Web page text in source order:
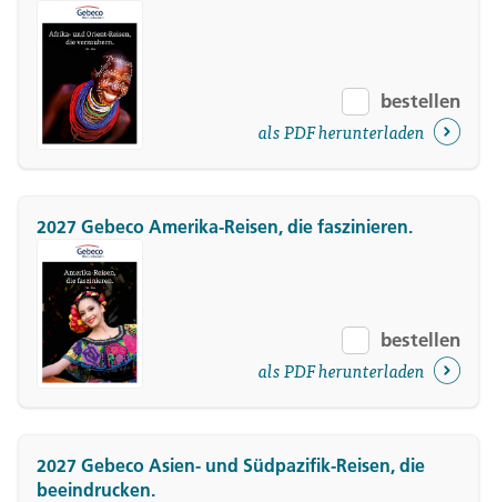
bestellen
als PDF herunterladen
2027 Gebeco Amerika-Reisen, die faszinieren.
bestellen
als PDF herunterladen
2027 Gebeco Asien- und Südpazifik-Reisen, die
beeindrucken.